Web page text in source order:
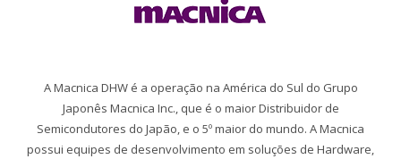
A Macnica DHW é a operação na América do Sul do Grupo
Japonês Macnica Inc., que é o maior Distribuidor de
Semicondutores do Japão, e o 5º maior do mundo. A Macnica
possui equipes de desenvolvimento em soluções de Hardware,